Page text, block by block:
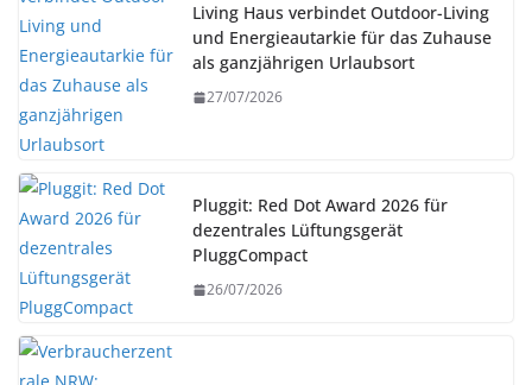
Living Haus verbindet Outdoor-Living
und Energieautarkie für das Zuhause
als ganzjährigen Urlaubsort
27/07/2026
Pluggit: Red Dot Award 2026 für
dezentrales Lüftungsgerät
PluggCompact
26/07/2026